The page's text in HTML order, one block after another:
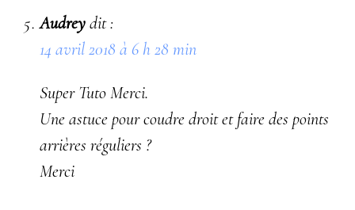
Audreydit :
14 avril 2018 à 6 h 28 min
Super Tuto Merci.
Une astuce pour coudre droit et faire des points
arrières réguliers ?
Merci